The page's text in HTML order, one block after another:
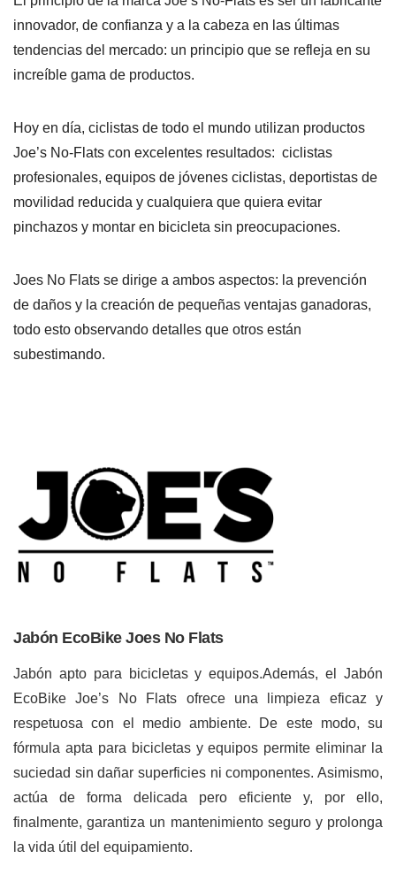
innovador, de confianza y a la cabeza en las últimas
tendencias del mercado: un principio que se refleja en su
increíble gama de productos.
Hoy en día, ciclistas de todo el mundo utilizan productos
Joe’s No-Flats con excelentes resultados: ciclistas
profesionales, equipos de jóvenes ciclistas, deportistas de
movilidad reducida y cualquiera que quiera evitar
pinchazos y montar en bicicleta sin preocupaciones.
Joes No Flats se dirige a ambos aspectos: la prevención
de daños y la creación de pequeñas ventajas ganadoras,
todo esto observando detalles que otros están
subestimando.
Jabón EcoBike Joes No Flats
Jabón apto para bicicletas y equipos.Además, el Jabón
EcoBike Joe’s No Flats ofrece una limpieza eficaz y
respetuosa con el medio ambiente. De este modo, su
fórmula apta para bicicletas y equipos permite eliminar la
suciedad sin dañar superficies ni componentes. Asimismo,
actúa de forma delicada pero eficiente y, por ello,
finalmente, garantiza un mantenimiento seguro y prolonga
la vida útil del equipamiento.